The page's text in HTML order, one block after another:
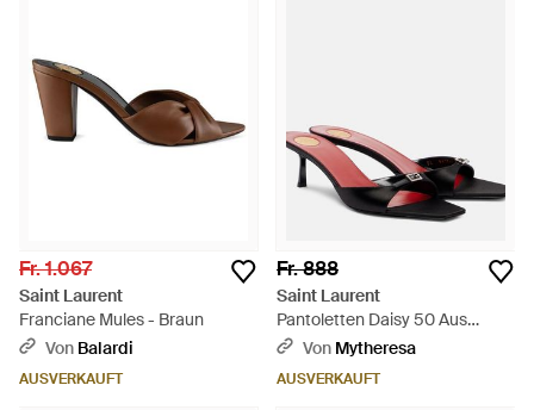
Fr. 1.067
Saint Laurent
Franciane Mules - Braun
Von Balardi
AUSVERKAUFT
Fr. 888
Saint Laurent
Pantoletten Daisy 50 Aus
Crepe - Braun
Von Mytheresa
AUSVERKAUFT